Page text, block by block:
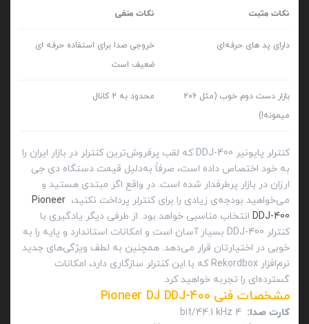
نکات مثبت نکات منفی
دارای پد های حرفه‌ای
خروجی صدا برای استفاده حرفه ای
ضعیف است
بازار دست دوم خوب (مثل 206
میمونه!)
محدود به 2 کانال
کنترلر پایونیر DDJ-400 که لقب پرفروش‌ترین کنترلر در بازار ایران را
به خود اختصاص داده است، صرفاً به‌دلیل قیمت دستگاه دی جی
ارزان در بازار پرطرفدار شده است. در واقع اگر مبتدی هستید و
می‌خواهید بودجه‌ی زیادی را برای کنترلر پرداخت نکنید، Pioneer
DDJ-400انتخاب مناسبی خواهد بود. از طرفی دیگر یادگیری با
کنترلر DDJ-400 بسیار آسان‌ است و امکانات استاندارد و پایه را به
خوبی در اختیارتان قرار می‌دهد. همچنین به لطف ویژگی‌های جدید
نرم‌افزار Rekordbox که با این کنترلر سازگاری دارد، امکانات
گسترده‌ای را تجربه خواهید کرد.
مشخصات فنی Pioneer DJ DDJ-400
کارت صدا: